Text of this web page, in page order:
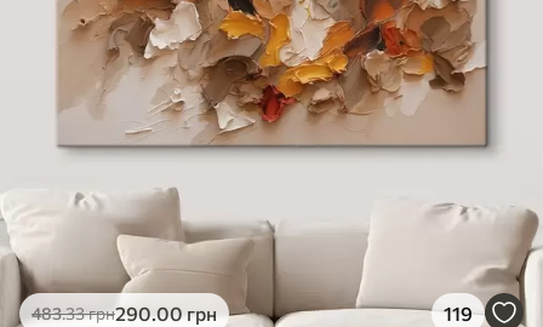
483.33грн290.00грн 119